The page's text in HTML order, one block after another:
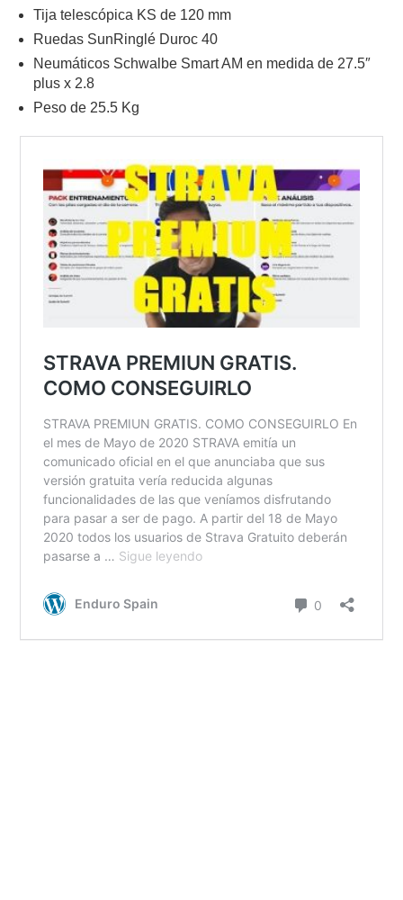
Tija telescópica KS de 120 mm
Ruedas SunRinglé Duroc 40
Neumáticos Schwalbe Smart AM en medida de 27.5″
plus x 2.8
Peso de 25.5 Kg